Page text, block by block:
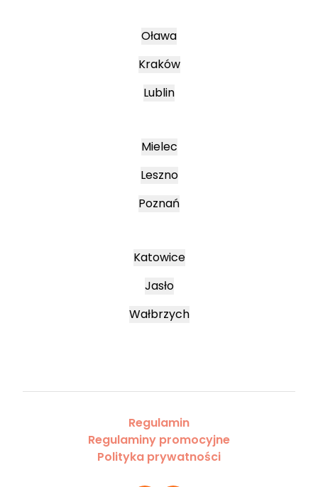
Oława
Kraków
Lublin
Mielec
Leszno
Poznań
Katowice
Jasło
Wałbrzych
Regulamin
Regulaminy promocyjne
Polityka prywatności